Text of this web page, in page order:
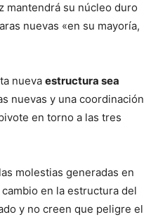
mantendrá su núcleo duro
nuevas «en su mayoría,
nueva estructura sea
nuevas y una coordinación
en torno a las tres
molestias generadas en
en la estructura del
y no creen que peligre el